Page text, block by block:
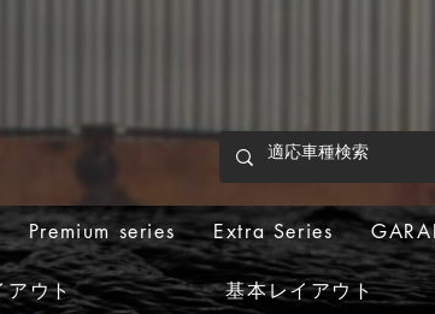
Premium series Extra Series
アウト 基本レイアウト